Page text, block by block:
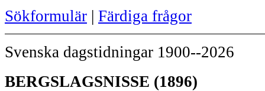
Sökformulär | Färdiga frågor
Svenska dagstidningar 1900--2026
BERGSLAGSNISSE (1896)